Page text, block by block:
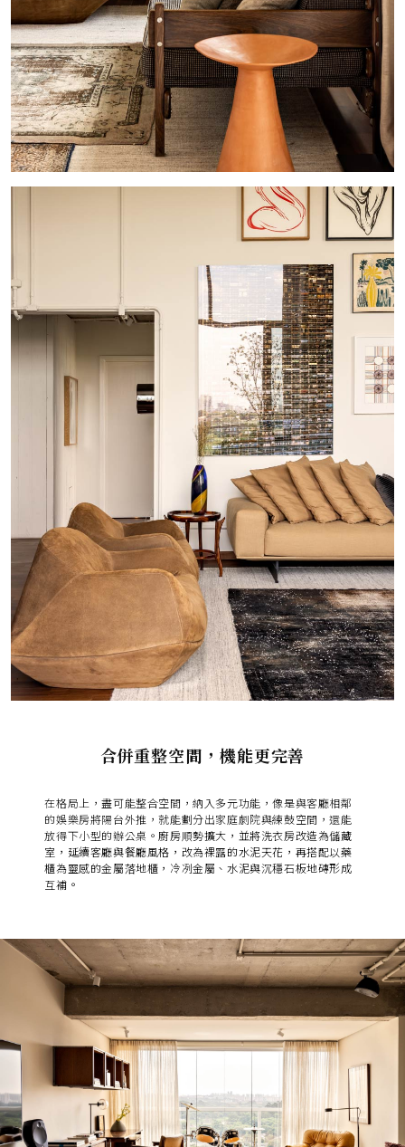
合併重整空間，機能更完善
在格局上，盡可能整合空間，納入多元功能，像是與客廳相鄰
的娛樂房將陽台外推，就能劃分出家庭劇院與練鼓空間，還能
放得下小型的辦公桌。廚房順勢擴大，並將洗衣房改造為儲藏
室，延續客廳與餐廳風格，改為裸露的水泥天花，再搭配以藥
櫃為靈感的金屬落地櫃，冷冽金屬、水泥與沉穩石板地磚形成
互補。